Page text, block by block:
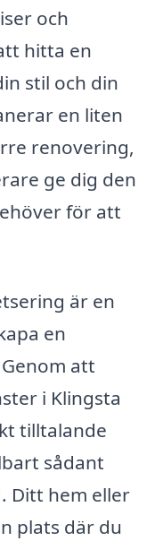
och
hitta en
stil och din
en liten
renovering,
ge dig den
för att
är en
en
att
i Klingsta
tilltalande
sådant
Ditt hem eller
plats där du